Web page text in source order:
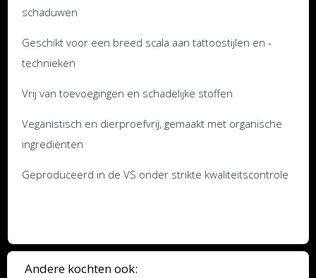
Andere kochten ook:
schaduwen
Geschikt voor een breed scala aan tattoostijlen en -
technieken
Vrij van toevoegingen en schadelijke stoffen
Veganistisch en dierproefvrij, gemaakt met organische
ingrediënten
Geproduceerd in de VS onder strikte kwaliteitscontrole